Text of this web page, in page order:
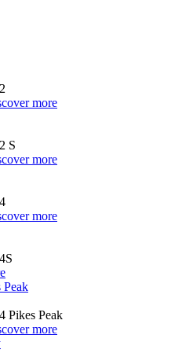
more
S
more
more
Peak
Pikes Peak
more